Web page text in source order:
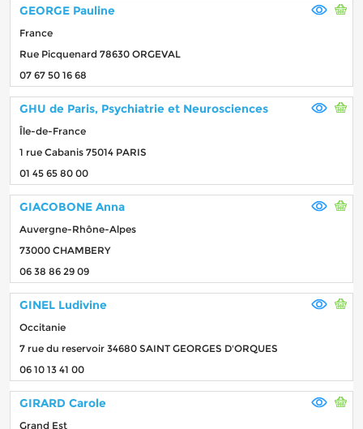
GEORGE Pauline
France
Rue Picquenard 78630 ORGEVAL
07 67 50 16 68
GHU de Paris, Psychiatrie et Neurosciences
Île-de-France
1 rue Cabanis 75014 PARIS
01 45 65 80 00
GIACOBONE Anna
Auvergne-Rhône-Alpes
73000 CHAMBERY
06 38 86 29 09
GINEL Ludivine
Occitanie
7 rue du reservoir 34680 SAINT GEORGES D'ORQUES
06 10 13 41 00
GIRARD Carole
Grand Est